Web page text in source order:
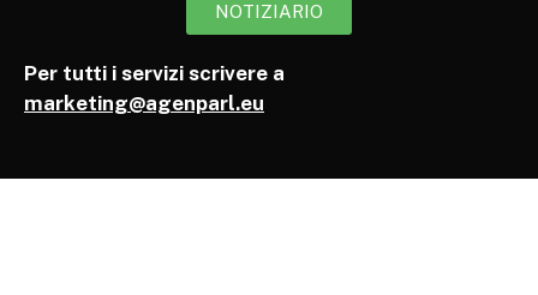
NOTIZIARIO
Per tutti i servizi scrivere a
marketing@agenparl.eu